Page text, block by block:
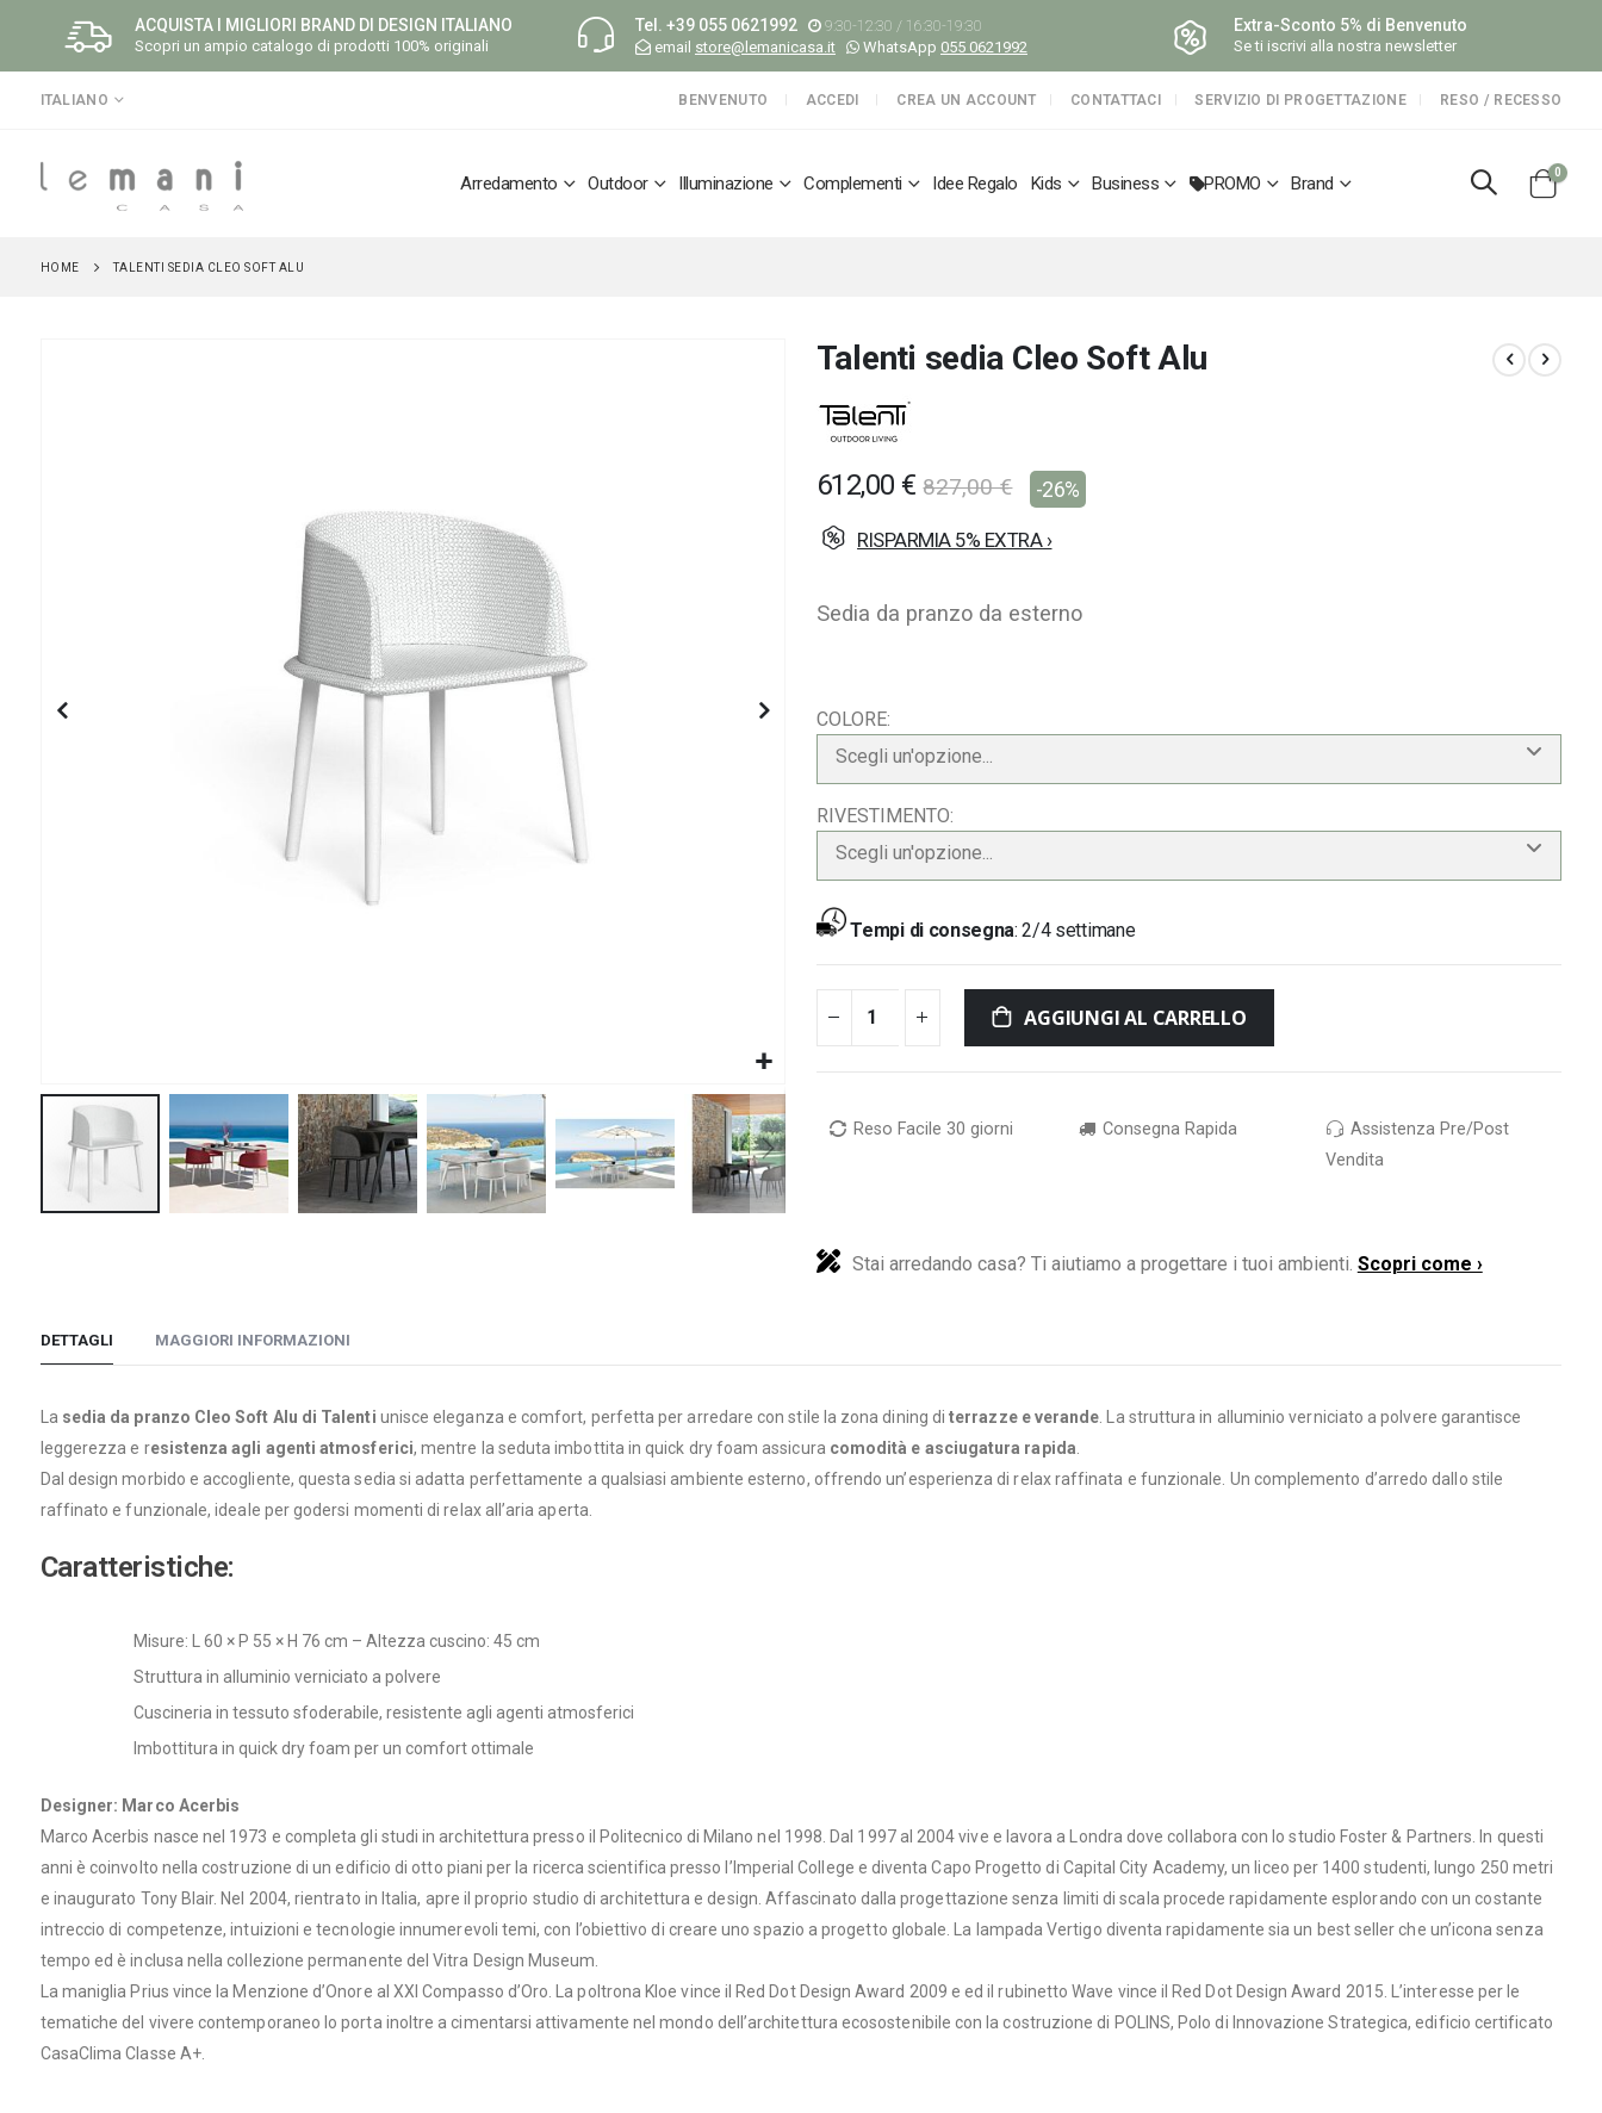
ACQUISTA I MIGLIORI BRAND DI DESIGN ITALIANO
Scopri un ampio catalogo di prodotti 100% originali
Tel. +39 055 0621992
9:30-12:30 / 16:30-19:30
email store@lemanicasa.it WhatsApp 055 0621992
Extra-Sconto 5% di Benvenuto
Se ti iscrivi alla nostra newsletter
LINGUA
ITALIANO BENVENUTO ACCEDI CREA UN ACCOUNT CONTATTACI SERVIZIO DI PROGETTAZIONE RESO / RECESSO
Arredamento Outdoor Illuminazione Complementi Idee Regalo Kids Business PROMO Brand
Cart
0
HOME TALENTI SEDIA CLEO SOFT ALU
di
Talenti sedia Cleo Soft Alu
612,00 € 827,00 € -26%
RISPARMIA 5% EXTRA ›
Sedia da pranzo da esterno
COLORE
Scegli un'opzione...
RIVESTIMENTO
Scegli un'opzione...
Tempi di consegna:2/4 settimane
AGGIUNGI AL CARRELLO
Reso Facile 30 giorni Consegna Rapida
Assistenza Pre/Post
Vendita
Stai arredando casa? Ti aiutiamo a progettare i tuoi ambienti. Scopri come ›
DETTAGLI
La sedia da pranzo Cleo Soft Alu di Talenti unisce eleganza e comfort, perfetta per arredare con stile la zona dining diterrazze e verande . La struttura in alluminio verniciato a polvere garantisce
leggerezza e resistenza agli agenti atmosferici, mentre la seduta imbottita in quick dry foam assicura comodità e asciugatura rapida
Dal design morbido e accogliente, questa sedia si adatta perfettamente a qualsiasi ambiente esterno, offrendo un’esperienza di relax raffinata e funzionale. Un complemento d’arredo dallo stile
raffinato e funzionale, ideale per godersi momenti di relax all’aria aperta.
Caratteristiche:
Misure: L 60 × P 55 × H 76 cm – Altezza cuscino: 45 cm
Struttura in alluminio verniciato a polvere
Cuscineria in tessuto sfoderabile, resistente agli agenti atmosferici
Imbottitura in quick dry foam per un comfort ottimale
Designer: Marco Acerbis
Marco Acerbis nasce nel 1973 e completa gli studi in architettura presso il Politecnico di Milano nel 1998. Dal 1997 al 2004 vive e lavora a Londra dove collabora con lo studio Foster & Partners. In questi
anni è coinvolto nella costruzione di un edificio di otto piani per la ricerca scientifica presso l’Imperial College e diventa Capo Progetto di Capital City Academy, un liceo per 1400 studenti, lungo 250 metri
e inaugurato Tony Blair. Nel 2004, rientrato in Italia, apre il proprio studio di architettura e design. Affascinato dalla progettazione senza limiti di scala procede rapidamente esplorando con un costante
intreccio di competenze, intuizioni e tecnologie innumerevoli temi, con l’obiettivo di creare uno spazio a progetto globale. La lampada Vertigo diventa rapidamente sia un best seller che un’icona senza
tempo ed è inclusa nella collezione permanente del Vitra Design Museum.
La maniglia Prius vince la Menzione d’Onore al XXI Compasso d’Oro. La poltrona Kloe vince il Red Dot Design Award 2009 e ed il rubinetto Wave vince il Red Dot Design Award 2015. L’interesse per le
tematiche del vivere contemporaneo lo porta inoltre a cimentarsi attivamente nel mondo dell’architettura ecosostenibile con la costruzione di POLINS, Polo di Innovazione Strategica, edificio certificato
CasaClima Classe A+.
MAGGIORI INFORMAZIONI